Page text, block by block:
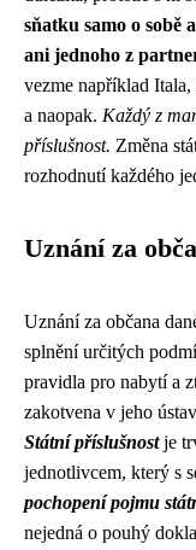
sňatku samo o sobě
ani jednoho z
vezme například Itala,
a naopak. Každý z
příslušnost. Změna
rozhodnutí každého
Uznání za
Uznání za občana
splnění určitých
pravidla pro nabytí a
zakotvena v jeho
Státní příslušnostje
jednotlivcem, který s
pochopení pojmu
nejedná o pouhý